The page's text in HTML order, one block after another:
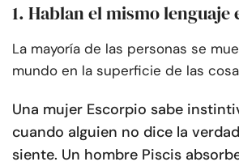
1. Hablan el mismo lenguaje
La mayoría de las personas se
mundo en la superficie de las
Una mujer Escorpio sabe
cuando alguien no dice la
siente. Un hombre Piscis